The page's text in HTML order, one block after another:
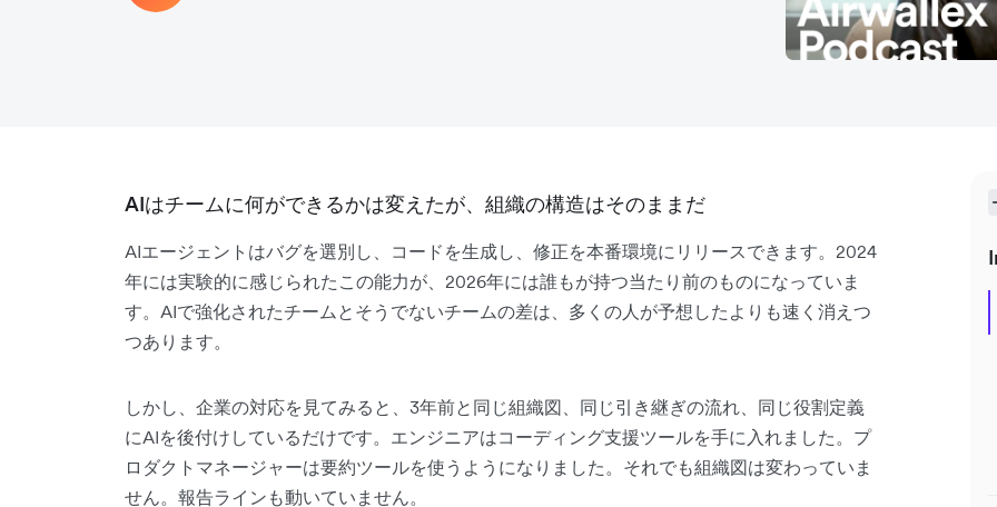
AIはチームに何ができるかは変えたが、組織の構造はそのままだ
AIエージェントはバグを選別し、コードを生成し、修正を本番環境にリリースできます。2024
年には実験的に感じられたこの能力が、2026年には誰もが持つ当たり前のものになっていま
す。AIで強化されたチームとそうでないチームの差は、多くの人が予想したよりも速く消えつ
つあります。
しかし、企業の対応を見てみると、3年前と同じ組織図、同じ引き継ぎの流れ、同じ役割定義
にAIを後付けしているだけです。エンジニアはコーディング支援ツールを手に入れました。プ
ロダクトマネージャーは要約ツールを使うようになりました。それでも組織図は変わっていま
せん。報告ラインも動いていません。